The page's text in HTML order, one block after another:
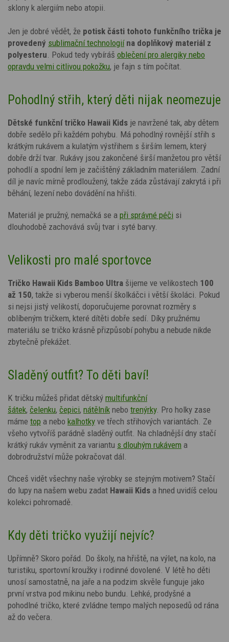
sklony k alergiím nebo atopii.
Jen je dobré vědět, že potisk části tohoto funkčního trička je
provedený sublimační technologiína doplňkový materiál z
polyesteru . Pokud tedy vybíráš oblečení pro alergiky nebo
opravdu velmi citlivou pokožku, je fajn s tím počítat.
Pohodlný střih, který děti nijak neomezuje
Dětské funkční tričko Hawaii Kids je navržené tak, aby dětem
dobře sedělo při každém pohybu. Má pohodlný rovnější střih s
krátkým rukávem a kulatým výstřihem s širším lemem, který
dobře drží tvar. Rukávy jsou zakončené širší manžetou pro větší
pohodlí a spodní lem je začištěný základním materiálem. Zadní
díl je navíc mírně prodloužený, takže záda zůstávají zakrytá i při
běhání, lezení nebo dovádění na hřišti.
Materiál je pružný, nemačká se a při správné péči si
dlouhodobě zachovává svůj tvar i syté barvy.
Velikosti pro malé sportovce
Tričko Hawaii Kids Bamboo Ultra šijeme ve velikostech 100
až 150, takže si vyberou menší školkáčci i větší školáci. Pokud
si nejsi jistý velikostí, doporučujeme porovnat rozměry s
oblíbeným tričkem, které dítěti dobře sedí. Díky pružnému
materiálu se tričko krásně přizpůsobí pohybu a nebude nikde
zbytečně překážet.
Sladěný outfit? To děti baví!
K tričku můžeš přidat dětský multifunkční
šátek, čelenku, čepici, nátělník nebo trenýrky. Pro holky zase
máme top a nebo kalhotky ve třech střihových variantách. Ze
všeho vytvoříš parádně sladěný outfit. Na chladnější dny stačí
krátký rukáv vyměnit za variantu s dlouhým rukávem a
dobrodružství může pokračovat dál.
Chceš vidět všechny naše výrobky se stejným motivem? Stačí
do lupy na našem webu zadat Hawaii Kids a hned uvidíš celou
kolekci pohromadě.
Kdy děti tričko využijí nejvíc?
Upřímně? Skoro pořád. Do školy, na hřiště, na výlet, na kolo, na
turistiku, sportovní kroužky i rodinné dovolené. V létě ho děti
unosí samostatně, na jaře a na podzim skvěle funguje jako
první vrstva pod mikinu nebo bundu. Lehké, prodyšné a
pohodlné tričko, které zvládne tempo malých neposedů od rána
až do večera.